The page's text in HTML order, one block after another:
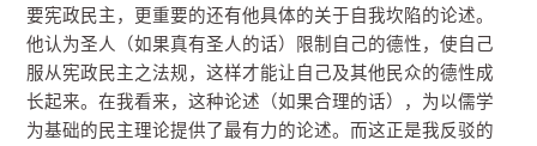
要宪政民主，更重要的还有他具体的关于自我坎陷的论述。
他认为圣人（如果真有圣人的话）限制自己的德性，使自己
服从宪政民主之法规，这样才能让自己及其他民众的德性成
长起来。在我看来，这种论述（如果合理的话），为以儒学
为基础的民主理论提供了最有力的论述。而这正是我反驳的